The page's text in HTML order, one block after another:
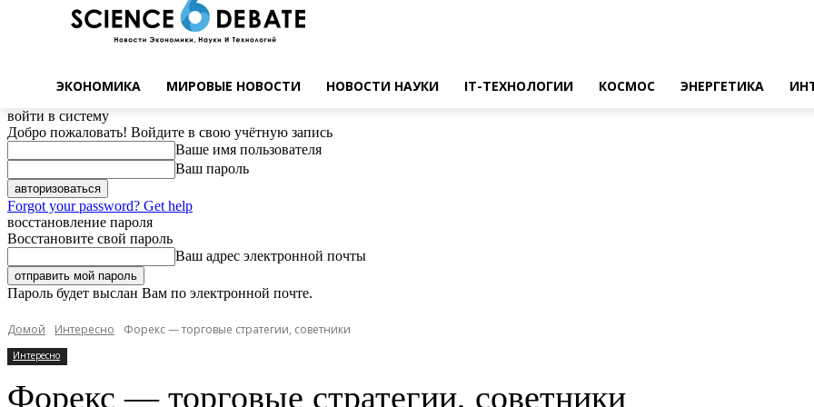
ЭКОНОМИКА МИРОВЫЕ НОВОСТИ НОВОСТИ НАУКИ IT-ТЕХНОЛОГИИ КОСМОС ЭНЕРГЕТИКА
войти в систему
Добро пожаловать! Войдите в свою учётную запись
Ваше имя пользователя
Ваш пароль
Forgot your password? Get help
восстановление пароля
Восстановите свой пароль
Ваш адрес электронной почты
Пароль будет выслан Вам по электронной почте.
Домой Интересно Форекс — торговые стратегии, советники
Интересно
Форекс — торговые стратегии, советники